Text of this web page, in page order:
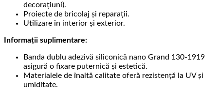
decorațiuni).
Proiecte de bricolaj și reparații.
Utilizare în interior și exterior.
Informații suplimentare:
Banda dublu adezivă siliconică nano Grand 130-1919
asigură o fixare puternică și estetică.
Materialele de înaltă calitate oferă rezistență la UV și
umiditate.